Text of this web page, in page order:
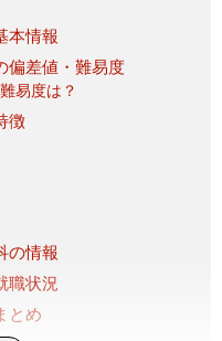
本情報
偏差値・難易度
易度は？
徴
の情報
職状況
とめ